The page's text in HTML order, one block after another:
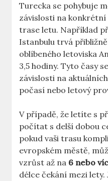
Turecka se pohybuje
závislosti na
trase letu. Například
Istanbulu trvá přibližně
oblíbeného letoviska
3,5 hodiny. Tyto časy
závislosti na
počasí nebo letový
V případě, že letíte s
počítat s delší dobou
pokud vaši trasu
evropském městě,
vzrůst až na 6 nebo
délce čekání mezi